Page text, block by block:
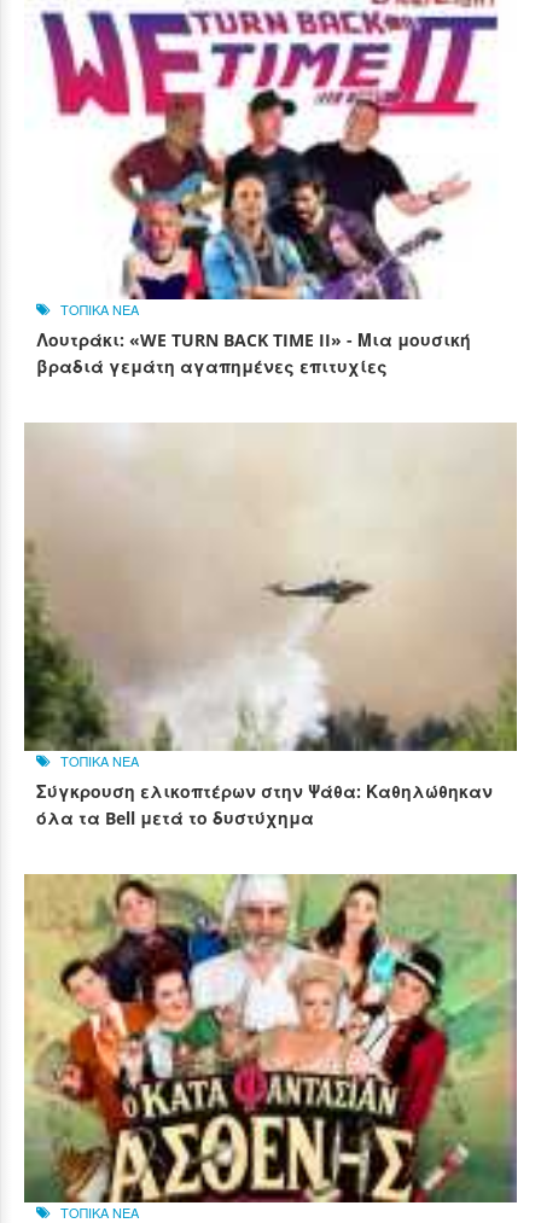
ΤΟΠΙΚΑ ΝΕΑ
Λουτράκι: «WE TURN BACK TIME II» - Μια μουσική
βραδιά γεμάτη αγαπημένες επιτυχίες
ΤΟΠΙΚΑ ΝΕΑ
Σύγκρουση ελικοπτέρων στην Ψάθα: Καθηλώθηκαν
όλα τα Bell μετά το δυστύχημα
ΤΟΠΙΚΑ ΝΕΑ